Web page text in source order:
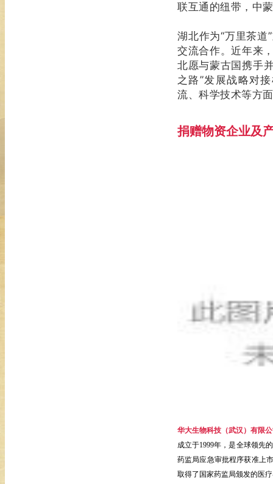
联互通的纽带，中
湖北作为“万里茶
交流合作。近年来
北愿与蒙古国携手
之路”发展战略对
流、科学技术等方
捐赠物资企业及
华大生物科技（武汉）有限
成立于1999年，是全球领先
药监局应急审批程序获准上
取得了国家药监局颁发的医